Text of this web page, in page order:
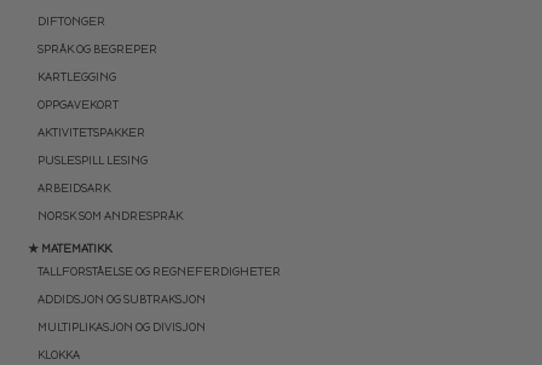
DIFTONGER
SPRÅK OG BEGREPER
KARTLEGGING
OPPGAVEKORT
AKTIVITETSPAKKER
PUSLESPILL LESING
ARBEIDSARK
NORSK SOM ANDRESPRÅK
★ MATEMATIKK
TALLFORSTÅELSE OG REGNEFERDIGHETER
ADDIDSJON OG SUBTRAKSJON
MULTIPLIKASJON OG DIVISJON
KLOKKA